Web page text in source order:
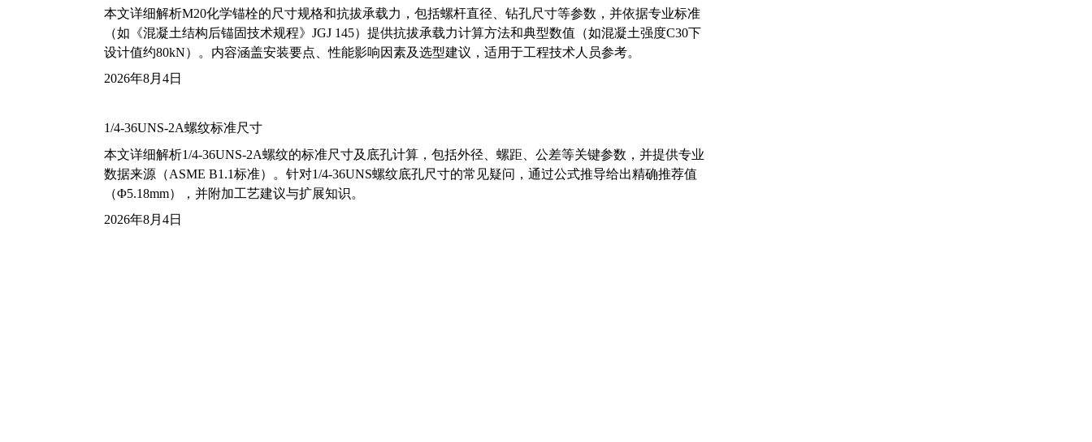
本文详细解析M20化学锚栓的尺寸规格和抗拔承载力，包括螺杆直径、钻孔尺寸等参数，并依据专业标准
（如《混凝土结构后锚固技术规程》JGJ 145）提供抗拔承载力计算方法和典型数值（如混凝土强度C30下
设计值约80kN）。内容涵盖安装要点、性能影响因素及选型建议，适用于工程技术人员参考。
2026年8月4日
1/4-36UNS-2A螺纹标准尺寸
本文详细解析1/4-36UNS-2A螺纹的标准尺寸及底孔计算，包括外径、螺距、公差等关键参数，并提供专业
数据来源（ASME B1.1标准）。针对1/4-36UNS螺纹底孔尺寸的常见疑问，通过公式推导给出精确推荐值
（Φ5.18mm），并附加工艺建议与扩展知识。
2026年8月4日